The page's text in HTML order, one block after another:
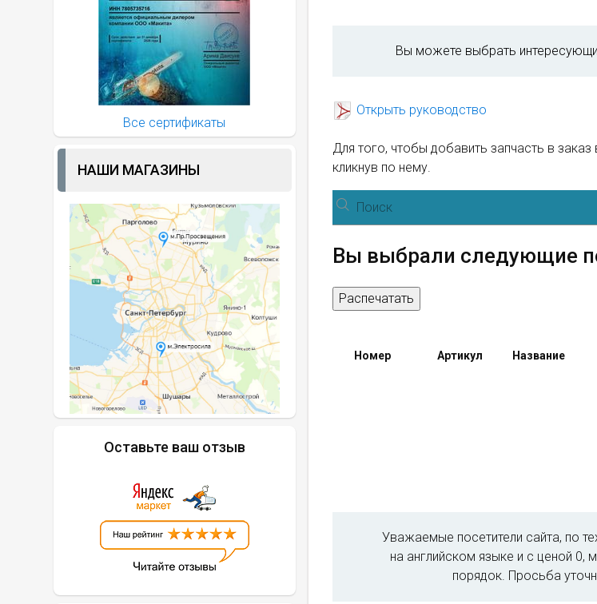
Все сертификаты
НАШИ МАГАЗИНЫ
Оставьте ваш отзыв
Вы можете выбрать
Открыть руководство
Для того, чтобы добавить запчасть в
кликнув по нему.
Вы выбрали следующие
Распечатать
Номер Артикул Название
Уважаемые посетители сайта, по
на английском языке и с ценой
порядок. Просьба